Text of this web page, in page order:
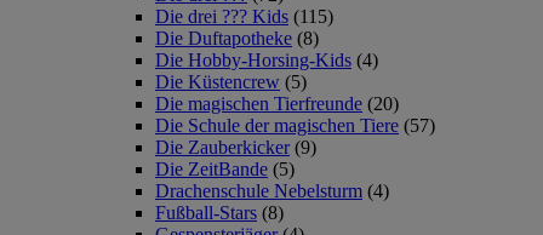
Die drei ??? Kids (115)
Die Duftapotheke (8)
Die Hobby-Horsing-Kids (4)
Die Küstencrew (5)
Die magischen Tierfreunde (20)
Die Schule der magischen Tiere (57)
Die Zauberkicker (9)
Die ZeitBande (5)
Drachenschule Nebelsturm (4)
Fußball-Stars (8)